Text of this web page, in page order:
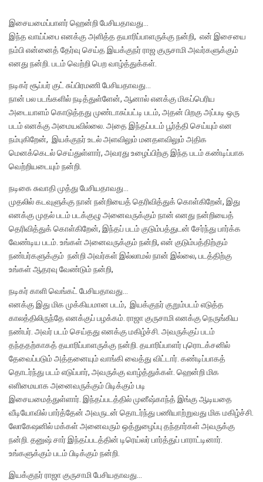
இசையமைப்பாளர் ஹென்றி பேசியதாவது…
இந்த வாய்ப்பை எனக்கு அளித்த தயாரிப்பாளருக்கு நன்றி, என் இசையை
நம்பி என்னைத் தேர்வு செய்த இயக்குநர் ராஜ குருசாமி அவர்களுக்கும்
எனது நன்றி. படம் வெற்றி பெற வாழ்த்துக்கள்.
நடிகர் சூப்பர் குட் சுப்பிரமணி பேசியதாவது…
நான் பல படங்களில் நடித்துள்ளேன், ஆனால் எனக்கு மிகப்பெரிய
அடையாளம் கொடுத்தது முண்டாசுப்பட்டி படம், அதன் பிறகு அப்படி ஒரு
படம் எனக்கு அமையவில்லை. அதை இந்தப்படம் பூர்த்தி செய்யும் என
நம்புகிறேன், இயக்குநர் உடல் அளவிலும் மனதளவிலும் அதிக
மெனக்கெடல் செய்துள்ளார், அவரது உழைப்பிற்கு இந்த படம் கண்டிப்பாக
வெற்றியடையும் நன்றி.
நடிகை சுவாதி முத்து பேசியதாவது…
முதலில் கடவுளுக்கு நான் நன்றியைத் தெரிவித்துக் கொள்கிறேன், இது
எனக்கு முதல் படம் படக்குழு அனைவருக்கும் நான் எனது நன்றியைத்
தெரிவித்துக் கொள்கிறேன், இந்தப் படம் குடும்பத்துடன் சேர்ந்து பார்க்க
வேண்டிய படம். உங்கள் அனைவருக்கும் நன்றி, என் குடும்பத்திற்கும்
நண்பர்களுக்கும் நன்றி அவர்கள் இல்லாமல் நான் இல்லை, படத்திற்கு
உங்கள் ஆதரவு வேண்டும் நன்றி,
நடிகர் காளி வெங்கட் பேசியதாவது…
எனக்கு இது மிக முக்கியமான படம், இயக்குநர் குறும்படம் எடுத்த
காலத்திலிருந்தே எனக்குப் பழக்கம். ராஜா குருசாமி எனக்கு நெருங்கிய
நண்பர். அவர் படம் செய்தது எனக்கு மகிழ்ச்சி. அவருக்குப் படம்
தந்ததற்காகத் தயாரிப்பாளருக்கு நன்றி. தயாரிப்பாளர் புரொடக்சனில்
தேவைப்படும் அத்தனையும் வாங்கி வைத்து விட்டார். கண்டிப்பாகத்
தொடர்ந்து படம் எடுப்பார், அவருக்கு வாழ்த்துக்கள். ஹென்றி மிக
எளிமையாக அனைவருக்கும் பிடிக்கும் படி
இசையமைத்துள்ளார். இந்தப்படத்தில் முனீஷ்காந்த் இங்கு ஆடியதை
வீடியோவில் பார்த்தேன் அவருடன் தொடர்ந்து பணியாற்றுவது மிக மகிழ்ச்சி.
லோகேஷனில் மக்கள் அனைவரும் ஒத்துழைப்பு தந்தார்கள் அவருக்கு
நன்றி. தனுஷ் சார் இந்தப்படத்தின் டிரெய்லர் பார்த்துப் பாராட்டினார்.
உங்களுக்கும் படம் பிடிக்கும் நன்றி.
இயக்குநர் ராஜா குருசாமி பேசியதாவது…